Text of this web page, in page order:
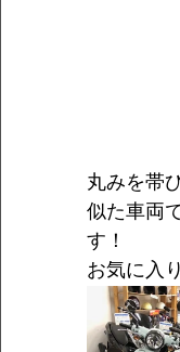
丸みを帯
似た車両
す！
お気に入